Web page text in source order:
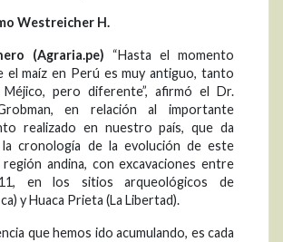
Westreicher H.
(Agraria.pe) “Hasta el momento
el maíz en Perú es muy antiguo, tanto
pero diferente”, afirmó el Dr.
en relación al importante
realizado en nuestro país, que da
cronología de la evolución de este
andina, con excavaciones entre
en los sitios arqueológicos de
y Huaca Prieta (La Libertad).
que hemos ido acumulando, es cada